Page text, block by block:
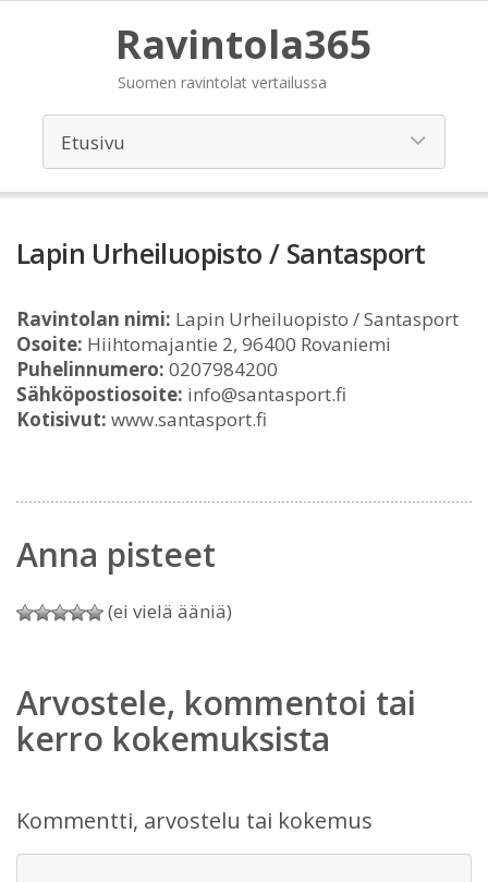
Ravintola365
Suomen ravintolat vertailussa
Lapin Urheiluopisto / Santasport
Ravintolan nimi: Lapin Urheiluopisto / Santasport
Osoite: Hiihtomajantie 2, 96400 Rovaniemi
Puhelinnumero: 0207984200
Sähköpostiosoite: info@santasport.fi
Kotisivut: www.santasport.fi
Anna pisteet
(ei vielä ääniä)
Arvostele, kommentoi tai
kerro kokemuksista
Kommentti, arvostelu tai kokemus